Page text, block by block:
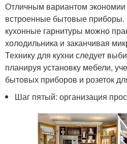
Отличным вариантом экономии
встроенные бытовые приборы.
кухонные гарнитуры можно
холодильника и заканчивая
Технику для кухни следует
планируя установку мебели,
бытовых приборов и розеток
Шаг пятый: организация